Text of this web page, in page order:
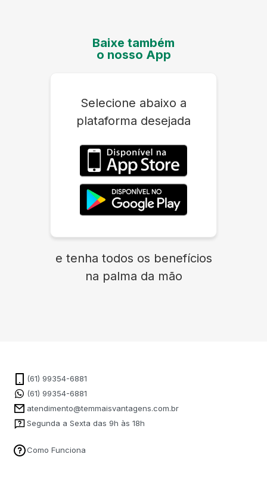
Baixe também
o nosso App
e tenha todos os benefícios
na palma da mão
Selecione abaixo a
plataforma desejada
(61) 99354-6881
(61) 99354-6881
atendimento@temmaisvantagens.com.br
Segunda a Sexta das 9h às 18h
Como Funciona